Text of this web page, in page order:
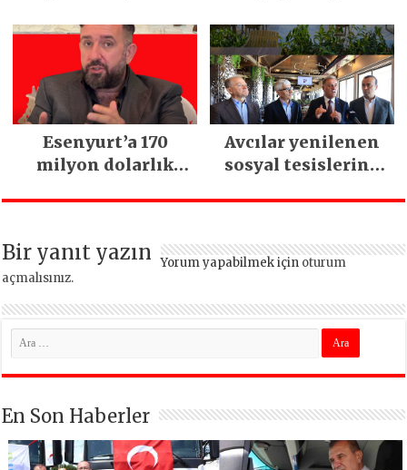
Esenyurt’a 170
milyon dolarlık
İstanbul’un tek
Avcılar yenilenen
sosyal tesislerine
Bir yanıt yazın Yorum yapabilmek için oturum
açmalısınız.
En Son Haberler